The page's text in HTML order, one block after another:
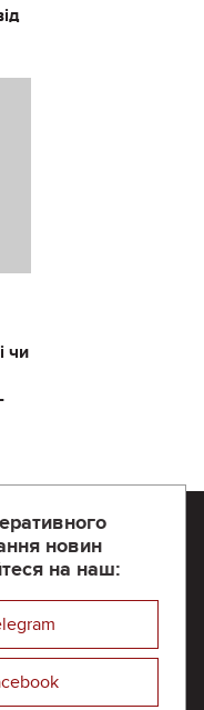
чи
новин
на наш:
підтримується